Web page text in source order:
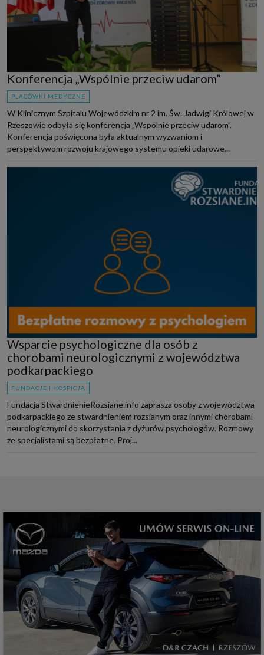
Konferencja „Wspólnie przeciw udarom”
PLACÓWKI MEDYCZNE
W Klinicznym Szpitalu Wojewódzkim nr 2 im. Św. Jadwigi Królowej w
Rzeszowie odbyła się konferencja „Wspólnie przeciw udarom”.
Konferencja poświęcona była aktualnym wyzwaniom i
perspektywom rozwoju krajowego systemu opieki udarowe...
Wsparcie psychologiczne dla osób z
chorobami neurologicznymi z województwa
podkarpackiego
FUNDACJE I HOSPICJA
Fundacja StwardnienieRozsiane.info zaprasza osoby z województwa
podkarpackiego ze stwardnieniem rozsianym oraz innymi chorobami
neurologicznymi do skorzystania z dyżurów psychologów. Rozmowy
ze specjalistami są bezpłatne. Proj...